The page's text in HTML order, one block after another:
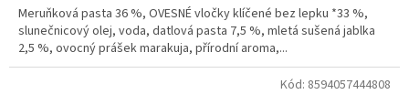
Meruňková pasta 36 %, OVESNÉ vločky klíčené bez lepku *33 %,
slunečnicový olej, voda, datlová pasta 7,5 %, mletá sušená jablka
2,5 %, ovocný prášek marakuja, přírodní aroma,...
Kód: 8594057444808